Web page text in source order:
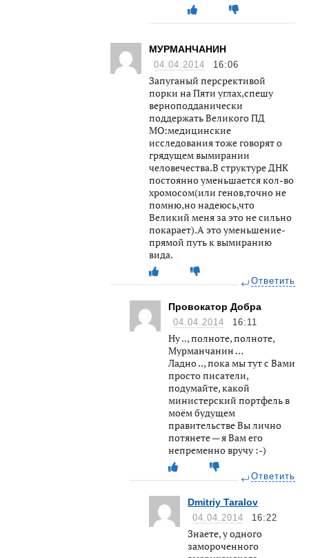
МУРМАНЧАНИН
04.04.2014 16:06
Запуганый персрективой
порки на Пяти углах,спешу
верноподданически
поддержать Великого ПД
МО:медицинские
исследования тоже говорят о
грядущем вымирании
человечества.В структуре ДНК
постоянно уменьшается кол-во
хромосом(или генов,точно не
помню,но надеюсь,что
Великий меня за это не сильно
покарает).А это уменьшение-
прямой путь к вымиранию
вида.
Ответить
Провокатор Добра
04.04.2014 16:11
Ну .., полноте, полноте,
Мурманчанин …
Ладно .., пока мы тут с Вами
просто писатели,
подумайте, какой
министерский портфель в
моём будущем
правительстве Вы лично
потянете — я Вам его
непременно вручу :-)
Ответить
Dmitriy Taralov
04.04.2014 16:22
Знаете, у одного
замороченного